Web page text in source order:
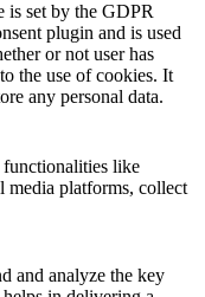
is set by the GDPR
plugin and is used
or not user has
the use of cookies. It
any personal data.
like
media platforms, collect
and analyze the key